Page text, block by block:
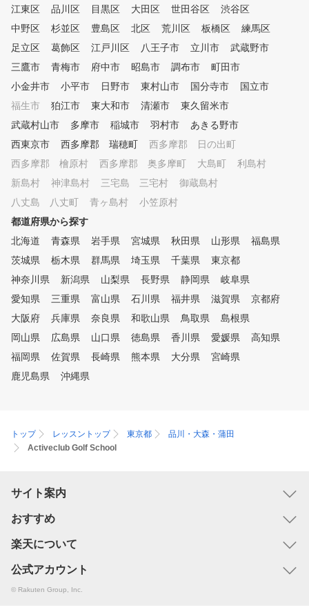
江東区
品川区 目黒区 大田区 世田谷区
渋谷区
中野区
杉並区 豊島区 北区 荒川区 板橋区
練馬区
足立区
葛飾区 江戸川区 八王子市 立川市
武蔵野市
三鷹市
青梅市 府中市 昭島市 調布市
町田市
小金井市
小平市 日野市 東村山市 国分寺市
国立市
福生市
狛江市 東大和市 清瀬市
東久留米市
武蔵村山市
多摩市 稲城市 羽村市
あきる野市
西東京市
西多摩郡 瑞穂町
西多摩郡 日の出町
西多摩郡 檜原村
西多摩郡 奥多摩町 大島町
利島村
新島村
神津島村 三宅島 三宅村
御蔵島村
八丈島 八丈町
青ヶ島村
小笠原村
都道府県から探す
北海道
青森県 岩手県 宮城県 秋田県 山形県
福島県
茨城県
栃木県 群馬県 埼玉県 千葉県
東京都
神奈川県
新潟県 山梨県 長野県 静岡県
岐阜県
愛知県
三重県 富山県 石川県 福井県 滋賀県
京都府
大阪府
兵庫県 奈良県 和歌山県 鳥取県
島根県
岡山県
広島県 山口県 徳島県 香川県 愛媛県
高知県
福岡県
佐賀県 長崎県 熊本県 大分県
宮崎県
鹿児島県
沖縄県
トップ レッスントップ 東京都
品川・大森・蒲田
Activeclub Golf School
サイト案内
おすすめ
楽天について
公式アカウント
© Rakuten Group, Inc.